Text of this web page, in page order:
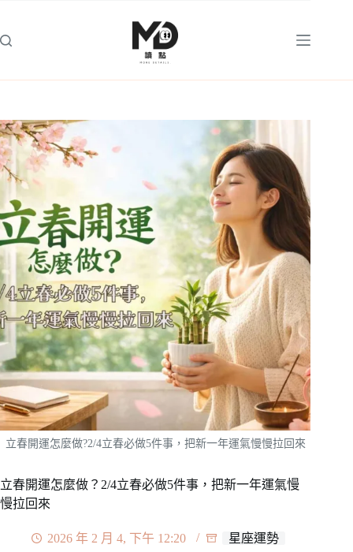
主
立春開運怎麼做?2/4立春必做5件事，把新一年運氣慢慢拉回來
立春開運怎麼做？2/4立春必做5件事，把新一年運氣慢
慢拉回來
2026 年 2 月 4, 下午 12:20 星座運勢